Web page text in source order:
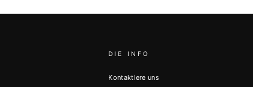
DIE INFO
Kontaktiere uns